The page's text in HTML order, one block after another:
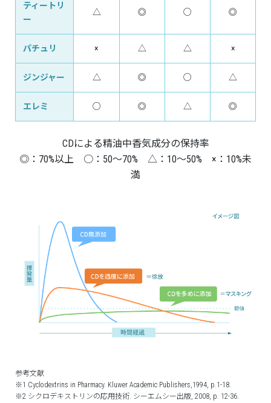
ティートリ
ー
△ ◎ ○ ◎
パチュリ × △ △ ×
ジンジャー △ ◎ ○ △
エレミ ○ ◎ △ ◎
CDによる精油中香気成分の保持率
◎：70%以上 ○：50〜70% △：10〜50% ×：10%未
満
参考文献
※1 Cyclodextrins in Pharmacy. Kluwer Academic Publishers,1994, p.1-18.
※2 シクロデキストリンの応用技術. シーエムシー出版, 2008, p. 12-36.